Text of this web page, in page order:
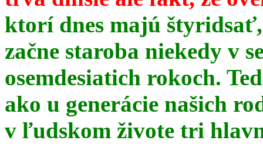
ktorí dnes majú
začne staroba niekedy v
osemdesiatich rokoch.
ako u generácie našich
v ľudskom živote tri